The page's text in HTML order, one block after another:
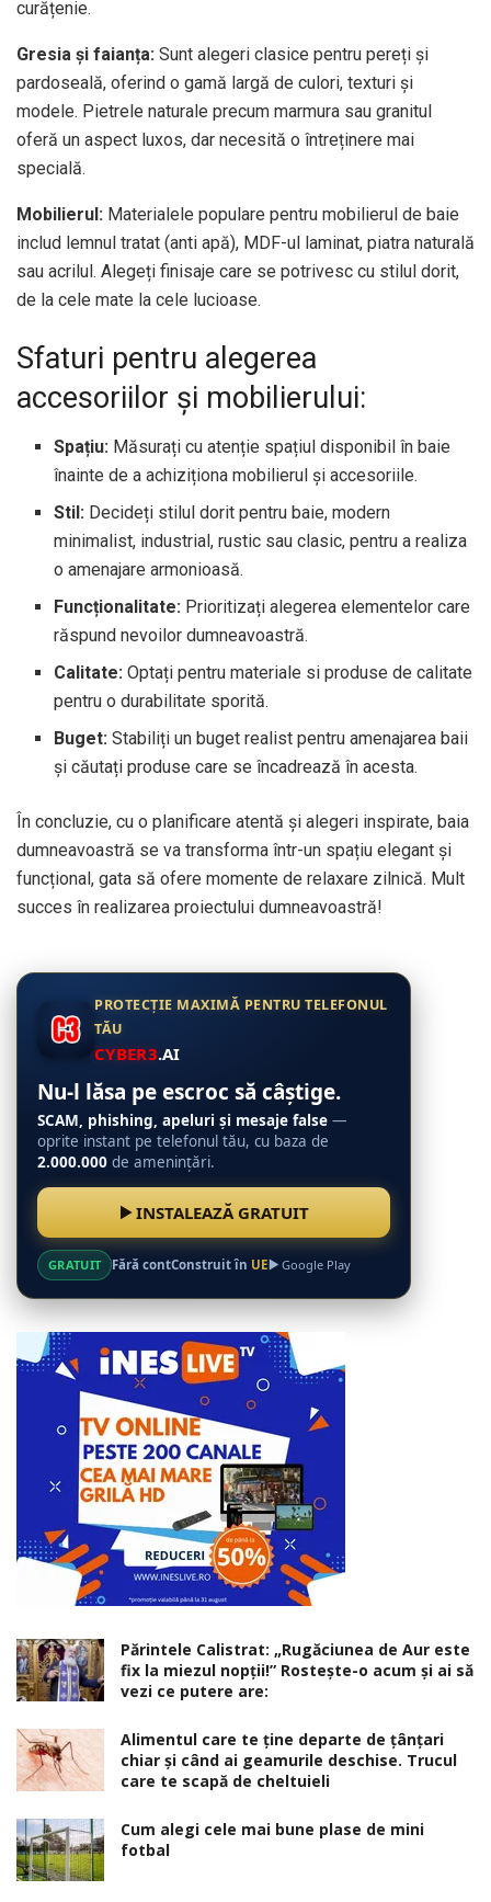
curățenie.
Gresia și faianța: Sunt alegeri clasice pentru pereți și
pardoseală, oferind o gamă largă de culori, texturi și
modele. Pietrele naturale precum marmura sau granitul
oferă un aspect luxos, dar necesită o întreținere mai
specială.
Mobilierul: Materialele populare pentru mobilierul de baie
includ lemnul tratat (anti apă), MDF-ul laminat, piatra naturală
sau acrilul. Alegeți finisaje care se potrivesc cu stilul dorit,
de la cele mate la cele lucioase.
Sfaturi pentru alegerea
accesoriilor și mobilierului:
Spațiu: Măsurați cu atenție spațiul disponibil în baie
înainte de a achiziționa mobilierul și accesoriile.
Stil: Decideți stilul dorit pentru baie, modern
minimalist, industrial, rustic sau clasic, pentru a realiza
o amenajare armonioasă.
Funcționalitate: Prioritizați alegerea elementelor care
răspund nevoilor dumneavoastră.
Calitate: Optați pentru materiale si produse de calitate
pentru o durabilitate sporită.
Buget: Stabiliți un buget realist pentru amenajarea baii
și căutați produse care se încadrează în acesta.
În concluzie, cu o planificare atentă și alegeri inspirate, baia
dumneavoastră se va transforma într-un spațiu elegant și
funcțional, gata să ofere momente de relaxare zilnică. Mult
succes în realizarea proiectului dumneavoastră!
PROTECȚIE MAXIMĂ PENTRU TELEFONUL
TĂU
CYBER3.AI
Nu-l lăsa pe escroc să câștige.
SCAM, phishing, apeluri și mesaje false —
oprite instant pe telefonul tău, cu baza de
2.000.000 de amenințări.
INSTALEAZĂ GRATUIT
GRATUIT Fără contConstruit în UE Google Play
Părintele Calistrat: „Rugăciunea de Aur este
fix la miezul nopţii!” Rosteşte-o acum şi ai să
vezi ce putere are:
Alimentul care te ține departe de țânțari
chiar și când ai geamurile deschise. Trucul
care te scapă de cheltuieli
Cum alegi cele mai bune plase de mini
fotbal